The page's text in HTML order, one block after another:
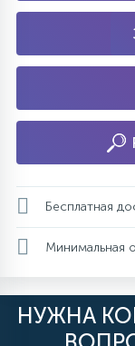
Бесплатная
Минимальная
НУЖНА